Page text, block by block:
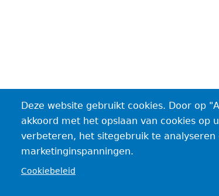
Deze website gebruikt cookies. Door op
akkoord met het opslaan van cookies op
verbeteren, het sitegebruik te analyseren
marketinginspanningen.
Cookiebeleid